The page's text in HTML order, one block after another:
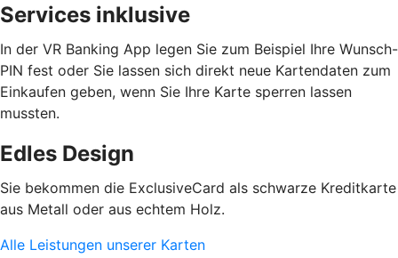
Services inklusive
In der VR Banking App legen Sie zum Beispiel Ihre Wunsch-
PIN fest oder Sie lassen sich direkt neue Kartendaten zum
Einkaufen geben, wenn Sie Ihre Karte sperren lassen
mussten.
Edles Design
Sie bekommen die ExclusiveCard als schwarze Kreditkarte
aus Metall oder aus echtem Holz.
Alle Leistungen unserer Karten